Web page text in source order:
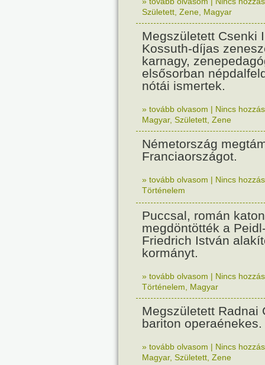
Született Zene Magyar
Megszületett Csenki
Kossuth-díjas
karnagy,
elsősorban
nótái ismertek.
» tovább olvasom | Nincs
Magyar, Született Zene
Németország
Franciaországot.
» tovább olvasom | Nincs
Történelem
Puccsal, román
megdöntötték a
Friedrich István
kormányt.
» tovább olvasom | Nincs
Történelem
Magyar
Megszületett Radnai
bariton operaénekes.
» tovább olvasom | Nincs
Magyar, Született Zene